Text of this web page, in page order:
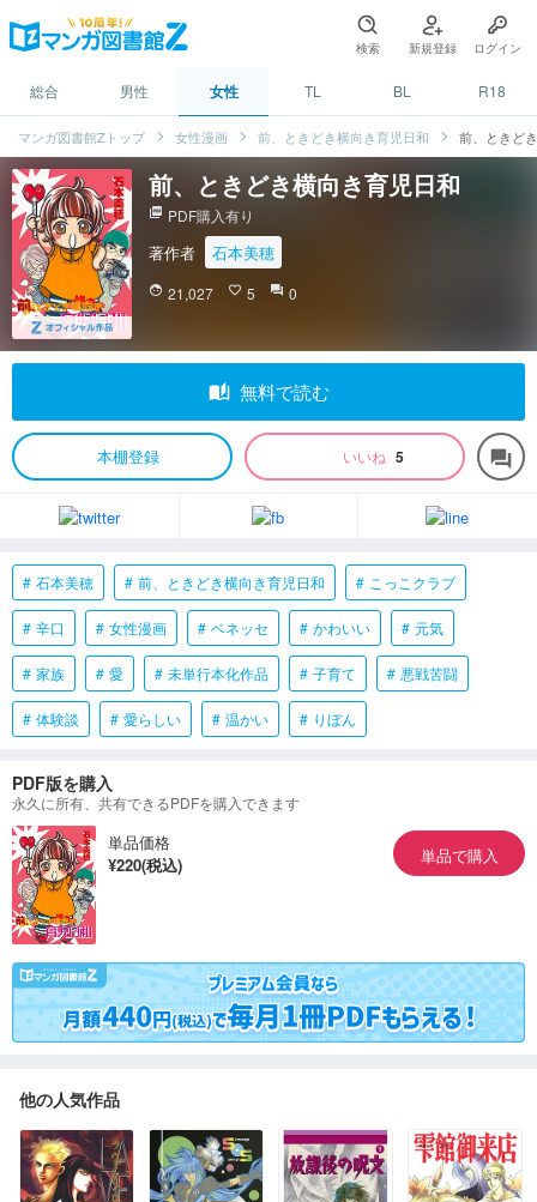
検索 新規登録 ログイン
総合 男性 女性 TL BL R18
マンガ図書館Zトップ 女性漫画 前、ときどき横向き育児日和 前、ときど
前、ときどき横向き育児日和
picture_as_pdf PDF購入有り
著作者 石本美穂
face 21,027 favorite_border 5 question_answer 0
auto_stories 無料で読む
本棚登録 いいね 5 forum
石本美穂 前、ときどき横向き育児日和 こっこクラブ
辛口 女性漫画 ベネッセ かわいい 元気
家族 愛 未単行本化作品 子育て 悪戦苦闘
体験談 愛らしい 温かい りぼん
PDF版を購入
永久に所有、共有できるPDFを購入できます
単品価格
¥220(税込)
単品で購入
他の人気作品